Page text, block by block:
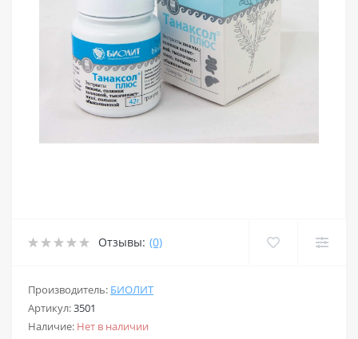
Отзывы: (0)
Производитель: БИОЛИТ
Артикул:3501
Наличие: Нет в наличии